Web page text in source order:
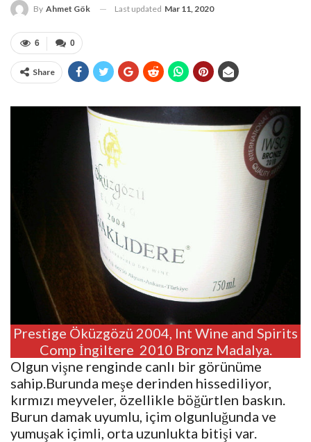
By Ahmet Gök Last updated Mar 11, 2020
0
6
Share
Prestige Öküzgözü 2004, Int Wine and Spirits
Comp İngiltere 2010 Bronz Madalya.
Olgun vişne renginde canlı bir görünüme
sahip.Burunda meşe derinden hissediliyor,
kırmızı meyveler, özellikle böğürtlen baskın.
Burun damak uyumlu, içim olgunluğunda ve
yumuşak içimli, orta uzunlukta bitişi var.